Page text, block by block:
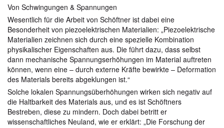
Von Schwingungen & Spannungen
Wesentlich für die Arbeit von Schöftner ist dabei eine
Besonderheit von piezoelektrischen Materialien: „Piezoelektrische
Materialien zeichnen sich durch eine spezielle Kombination
physikalischer Eigenschaften aus. Die führt dazu, dass selbst
dann mechanische Spannungserhöhungen im Material auftreten
können, wenn eine – durch externe Kräfte bewirkte – Deformation
des Materials bereits abgeklungen ist.“
Solche lokalen Spannungsüberhöhungen wirken sich negativ auf
die Haltbarkeit des Materials aus, und es ist Schöftners
Bestreben, diese zu mindern. Doch dabei betritt er
wissenschaftliches Neuland, wie er erklärt: „Die Forschung der